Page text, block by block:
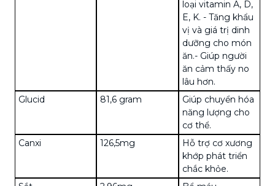
loại vitamin A, D,
E, K. - Tăng khẩu
vị và giá trị dinh
dưỡng cho món
ăn.- Giúp người
ăn cảm thấy no
lâu hơn.
Glucid
81,6 gram
Giúp chuyển hóa
năng lượng cho
cơ thể.
Canxi
126,5mg
Hỗ trợ cơ xương
khớp phát triển
chắc khỏe.